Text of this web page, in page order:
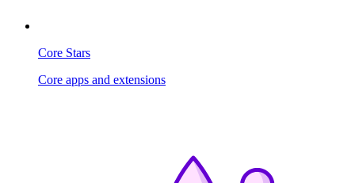
Core Stars
Core apps and extensions